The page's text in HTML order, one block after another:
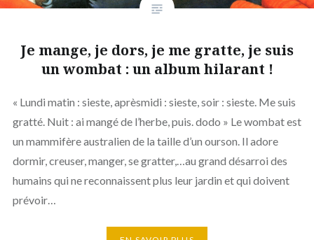
Je mange, je dors, je me gratte, je suis
un wombat : un album hilarant !
« Lundi matin : sieste, aprèsmidi : sieste, soir : sieste. Me suis
gratté. Nuit : ai mangé de l’herbe, puis. dodo » Le wombat est
un mammifère australien de la taille d’un ourson. Il adore
dormir, creuser, manger, se gratter,…au grand désarroi des
humains qui ne reconnaissent plus leur jardin et qui doivent
prévoir…